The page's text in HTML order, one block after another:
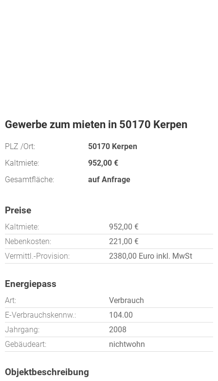
Gewerbe zum mieten in 50170 Kerpen
PLZ /Ort:
50170 Kerpen
Kaltmiete:
952,00 €
Gesamtfläche:
auf Anfrage
Preise
Kaltmiete:
952,00 €
Nebenkosten:
221,00 €
Vermittl.-Provision:
2380,00 Euro inkl. MwSt
Energiepass
Art:
Verbrauch
E-Verbrauchskennw.:
104.00
Jahrgang:
2008
Gebäudeart:
nichtwohn
Objektbeschreibung